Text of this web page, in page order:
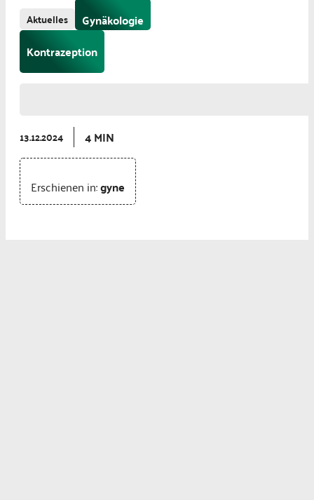
Aktuelles
Gynäkologie
Kontrazeption
13.12.2024 4 MIN
Erschienen in:gyne